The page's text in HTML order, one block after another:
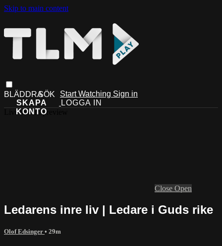
Skip to main content
Start Watching Sign in
Live stream preview
Close Open
Ledarens inre liv | Ledare i Guds rike
Olof Edsinger • 29m